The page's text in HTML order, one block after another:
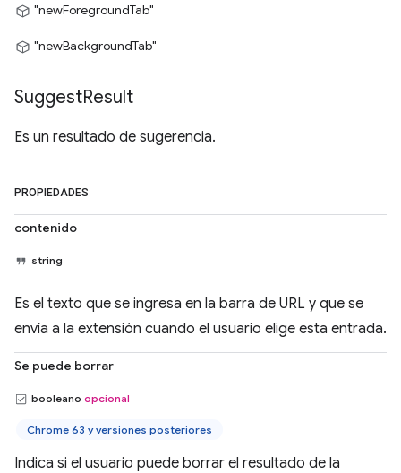
"newForegroundTab"
"newBackgroundTab"
SuggestResult
Es un resultado de sugerencia.
PROPIEDADES
contenido
string
Es el texto que se ingresa en la barra de URL y que se
envía a la extensión cuando el usuario elige esta entrada.
Se puede borrar
booleano opcional
Chrome 63 y versiones posteriores
Indica si el usuario puede borrar el resultado de la